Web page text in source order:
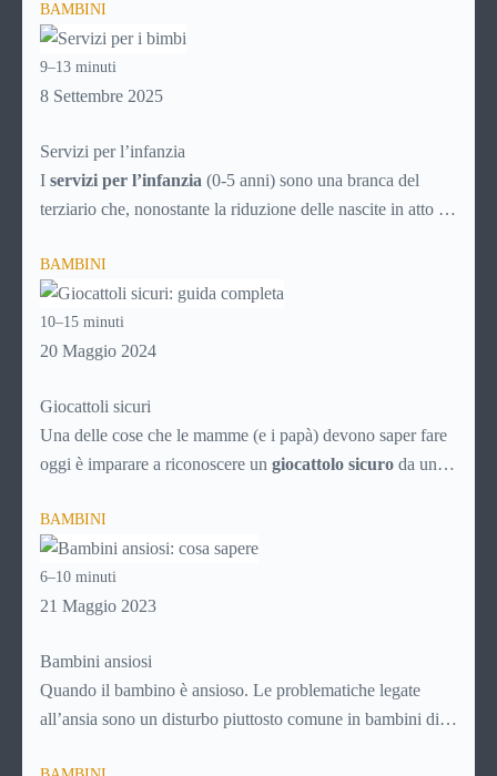
BAMBINI
9–13 minuti
8 Settembre 2025
Servizi per l’infanzia
I servizi per l’infanzia (0-5 anni) sono una branca del
terziario che, nonostante la riduzione delle nascite in atto da
articolo specifico ricco di consigli utili per la scelta
intelligente dei servizi che possono rendere la vità più facile
ai genitori dei bimbi da 0 a 5 anni, aiutando i neonati nella
crescita e nello sviluppo.
BAMBINI
10–15 minuti
20 Maggio 2024
Giocattoli sicuri
Una delle cose che le mamme (e i papà) devono saper fare
oggi è imparare a riconoscere un giocattolo sicuro da uno
basso costo provenienti dalla Cina, che spesso sono vere e
proprie trappole per i nostri figli.
BAMBINI
6–10 minuti
21 Maggio 2023
Bambini ansiosi
Quando il bambino è ansioso. Le problematiche legate
all’ansia sono un disturbo piuttosto comune in bambini di